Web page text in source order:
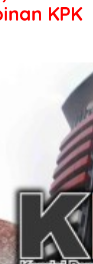
KPK